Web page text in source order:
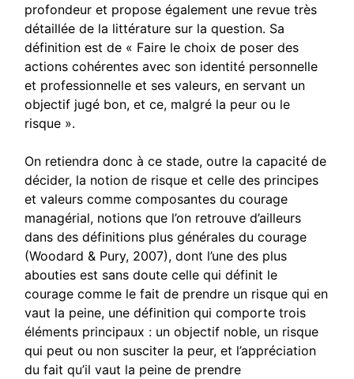
profondeur et propose également une revue très
détaillée de la littérature sur la question. Sa
définition est de « Faire le choix de poser des
actions cohérentes avec son identité personnelle
et professionnelle et ses valeurs, en servant un
objectif jugé bon, et ce, malgré la peur ou le
risque ».
On retiendra donc à ce stade, outre la capacité de
décider, la notion de risque et celle des principes
et valeurs comme composantes du courage
managérial, notions que l’on retrouve d’ailleurs
dans des définitions plus générales du courage
(Woodard & Pury, 2007), dont l’une des plus
abouties est sans doute celle qui définit le
courage comme le fait de prendre un risque qui en
vaut la peine, une définition qui comporte trois
éléments principaux : un objectif noble, un risque
qui peut ou non susciter la peur, et l’appréciation
du fait qu’il vaut la peine de prendre